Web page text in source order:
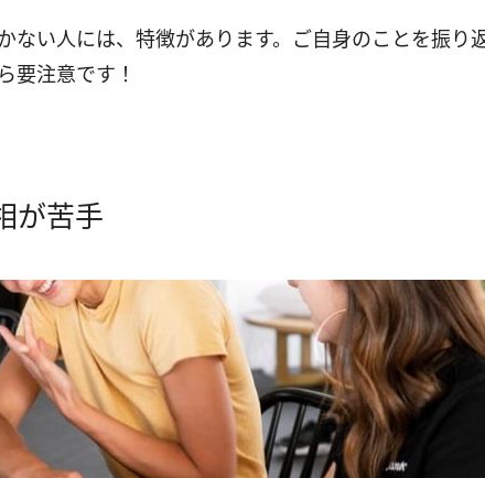
ない人には、特徴があります。ご自身のことを振り
要注意です！
が苦手